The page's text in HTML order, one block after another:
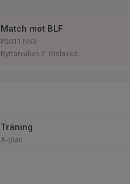
Match mot BLF
P2011 NV3
Ryttarvallen 2, Gislaved
Träning
A-plan